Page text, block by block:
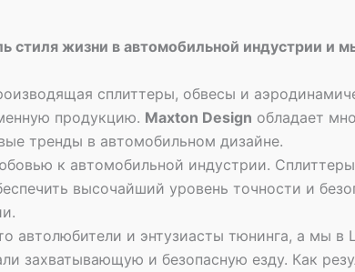
стиля жизни в автомобильной индустрии и
сплиттеры, обвесы и
продукцию. Maxton Design обладает
тренды в автомобильном дизайне.
к автомобильной индустрии.
высочайший уровень точности и
автолюбители и энтузиасты тюнинга, а мы
захватывающую и безопасную езду. Как